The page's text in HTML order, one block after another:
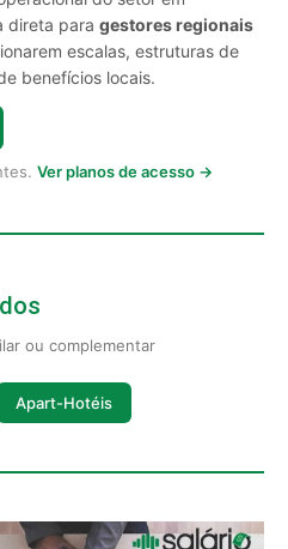
direta para gestores regionais
escalas, estruturas de
benefícios locais.
Ver planos de acesso →
ou complementar
Apart-Hotéis